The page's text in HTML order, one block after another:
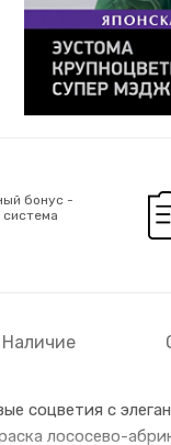
бонус -
система
Наличие
соцветия с
лососево-